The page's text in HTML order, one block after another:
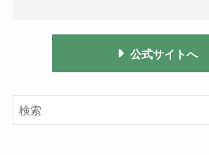
公式サイトへ